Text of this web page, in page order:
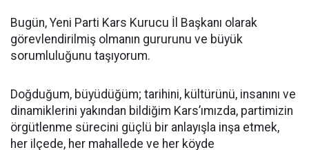
Bugün, Yeni Parti Kars Kurucu İl Başkanı olarak
görevlendirilmiş olmanın gururunu ve büyük
sorumluluğunu taşıyorum.
Doğduğum, büyüdüğüm; tarihini, kültürünü, insanını ve
dinamiklerini yakından bildiğim Kars’ımızda, partimizin
örgütlenme sürecini güçlü bir anlayışla inşa etmek,
her ilçede, her mahallede ve her köyde